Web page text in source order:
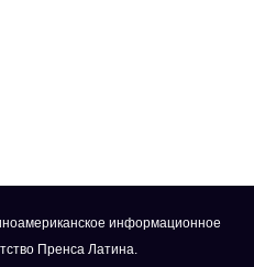
информационное
Пренса Латина.